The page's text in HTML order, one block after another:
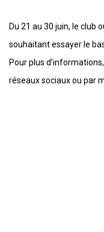
Du 21 au 30 juin, le club
souhaitant essayer le
Pour plus
réseaux sociaux ou par